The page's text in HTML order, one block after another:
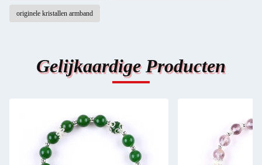
originele kristallen armband
Gelijkaardige Producten